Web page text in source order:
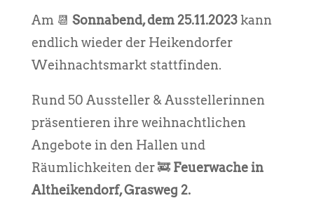
Am 📆 Sonnabend, dem 25.11.2023kann
endlich wieder der Heikendorfer
Weihnachtsmarkt stattfinden.
Rund 50 Aussteller & Ausstellerinnen
präsentieren ihre weihnachtlichen
Angebote in den Hallen und
Räumlichkeiten der 🚒 Feuerwache in
Altheikendorf, Grasweg 2.